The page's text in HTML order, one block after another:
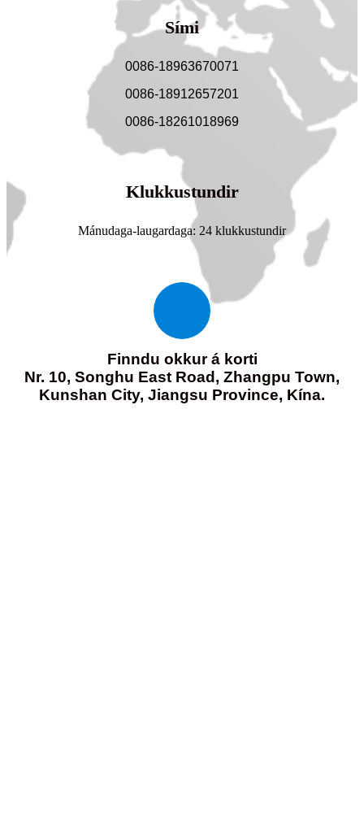
Sími
0086-18963670071
0086-18912657201
0086-18261018969
Klukkustundir
Mánudaga-laugardaga: 24 klukkustundir
Finndu okkur á korti
Nr. 10, Songhu East Road, Zhangpu Town,
Kunshan City, Jiangsu Province, Kína.